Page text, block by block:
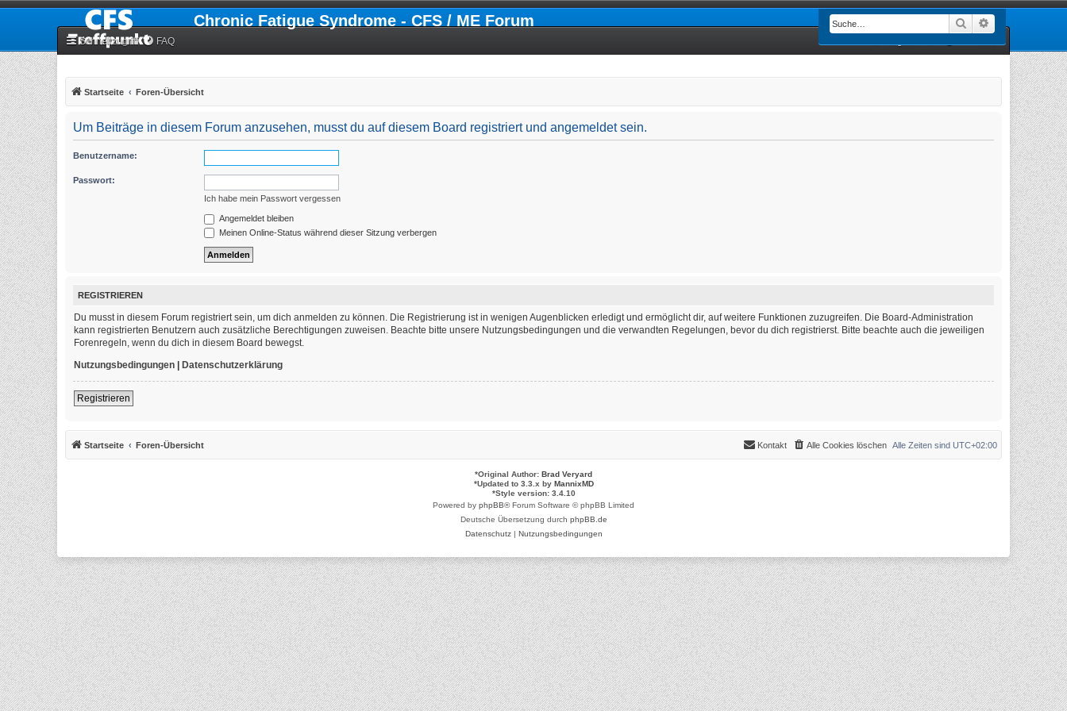
Chronic Fatigue Syndrome - CFS / ME Forum Suche
Schnellzugriff FAQ
Startseite Foren-Übersicht
Um Beiträge in diesem Forum anzusehen, musst du auf diesem Board registriert und angemeldet sein.
Benutzername:
Passwort:
Ich habe mein Passwort vergessen
Angemeldet bleiben
Meinen Online-Status während dieser Sitzung verbergen
REGISTRIEREN
Du musst in diesem Forum registriert sein, um dich anmelden zu können. Die Registrierung ist in wenigen Augenblicken erledigt und ermöglicht dir, auf weitere Funktionen zuzugreifen. Die Board-Administration
kann registrierten Benutzern auch zusätzliche Berechtigungen zuweisen. Beachte bitte unsere Nutzungsbedingungen und die verwandten Regelungen, bevor du dich registrierst. Bitte beachte auch die jeweiligen
Forenregeln, wenn du dich in diesem Board bewegst.
Nutzungsbedingungen | Datenschutzerklärung
Registrieren
Startseite Foren-Übersicht Alle Zeiten sind UTC+02:00
Alle Cookies löschen
Kontakt
*Original Author: Brad Veryard
*Updated to 3.3.x by MannixMD
*Style version: 3.4.10
Powered by phpBB® Forum Software © phpBB Limited
Deutsche Übersetzung durch phpBB.de
Datenschutz| Nutzungsbedingungen